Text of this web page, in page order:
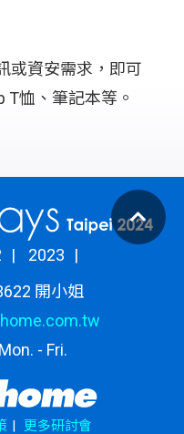
或資安需求，即可
T恤、筆記本等。
2023
開小姐
- Fri.
更多研討會